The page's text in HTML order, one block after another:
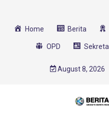
Home Berita
OPD
August 8, 2026